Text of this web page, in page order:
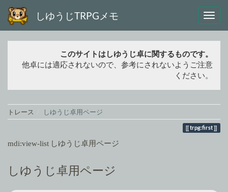
しゆうじTRPGメモ
このサイトはしゆうじ卓に関するものです。
他卓には適応されないので、参考にされないようご注意
ください。
トレース しゆうじ卓用ページ
trpg:first
しゆうじ卓用ページ
しゆうじ卓用ページ